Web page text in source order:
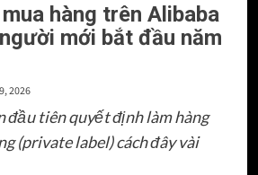
hàng trên Alibaba
mới bắt đầu năm
2026
đầu tiên quyết định làm hàng
(private label) cách đây vài